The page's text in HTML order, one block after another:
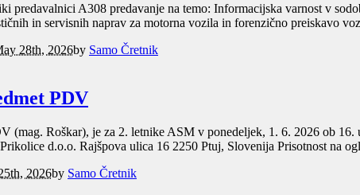
predavalnici A308 predavanje na temo: Informacijska varnost v
in servisnih naprav za motorna vozila in forenzično preiskavo
28th, 2026by Samo Čretnik
PDV
(mag. Roškar), je za 2. letnike ASM v ponedeljek, 1. 6. 2026 ob
d.o.o. Rajšpova ulica 16 2250 Ptuj, Slovenija Prisotnost na
2026by Samo Čretnik